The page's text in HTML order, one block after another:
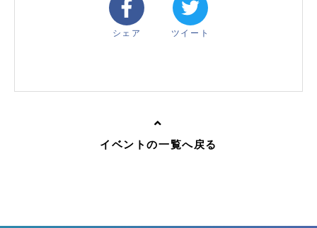
シェア ツイート
イベントの一覧へ戻る